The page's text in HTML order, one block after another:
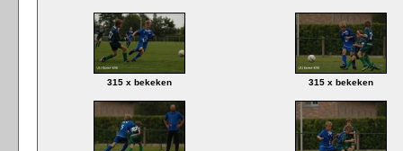
315 x bekeken 315 x bekeken